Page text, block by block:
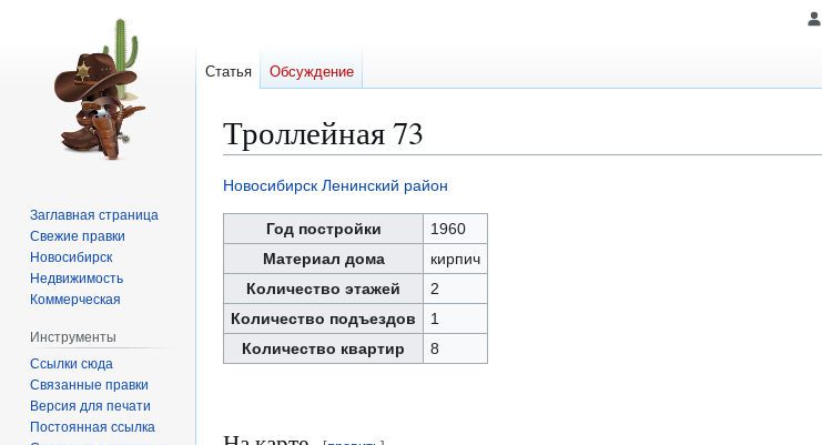
Троллейная 73
навигации
поиску
Новосибирск Ленинский район
Год постройки
1960
Материал дома
кирпич
Количество этажей
2
Количество подъездов
1
Количество квартир
8
Статья Обсуждение
Заглавная страница
Свежие правки
Новосибирск
Недвижимость
Коммерческая
Инструменты
Ссылки сюда
Связанные правки
Версия для печати
Постоянная ссылка